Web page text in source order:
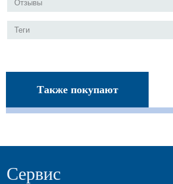
Отзывы
Теги
Также покупают
Сервис